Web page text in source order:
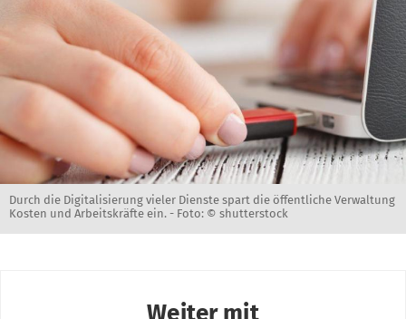
Durch die Digitalisierung vieler Dienste spart die öffentliche Verwaltung
Kosten und Arbeitskräfte ein. - Foto: © shutterstock